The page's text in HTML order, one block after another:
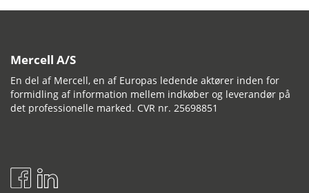
Mercell A/S
En del af Mercell, en af Europas ledende aktører inden for
formidling af information mellem indkøber og leverandør på
det professionelle marked. CVR nr. 25698851